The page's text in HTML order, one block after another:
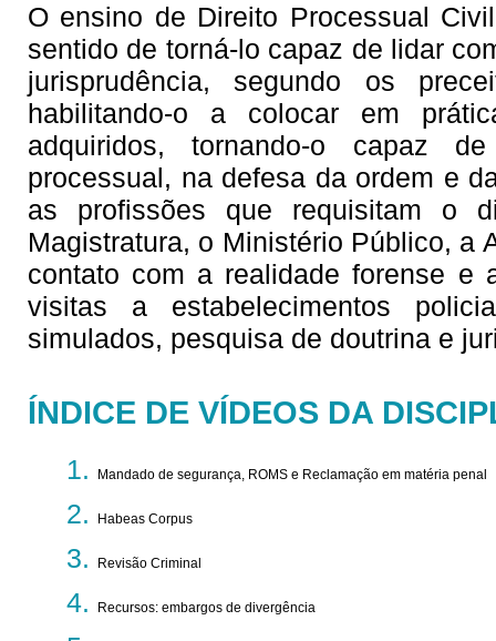
O ensino de Direito Processual
sentido de torná-lo capaz de lidar
jurisprudência, segundo os
habilitando-o a colocar em
adquiridos, tornando-o capaz
processual, na defesa da ordem e
as profissões que requisitam o
Magistratura, o Ministério Público, a
contato com a realidade forense e
visitas a estabelecimentos
simulados, pesquisa de doutrina e
ÍNDICE DE VÍDEOS DA
Mandado de segurança, ROMS e Reclamação em matéria penal
Habeas Corpus
Revisão Criminal
Recursos: embargos de divergência